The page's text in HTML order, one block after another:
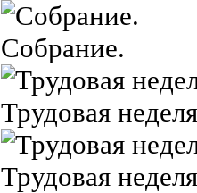
Собрание.
Трудовая
Трудовая